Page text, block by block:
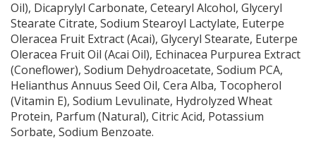
Oil), Dicaprylyl Carbonate, Cetearyl Alcohol, Glyceryl
Stearate Citrate, Sodium Stearoyl Lactylate, Euterpe
Oleracea Fruit Extract (Acai), Glyceryl Stearate, Euterpe
Oleracea Fruit Oil (Acai Oil), Echinacea Purpurea Extract
(Coneflower), Sodium Dehydroacetate, Sodium PCA,
Helianthus Annuus Seed Oil, Cera Alba, Tocopherol
(Vitamin E), Sodium Levulinate, Hydrolyzed Wheat
Protein, Parfum (Natural), Citric Acid, Potassium
Sorbate, Sodium Benzoate.